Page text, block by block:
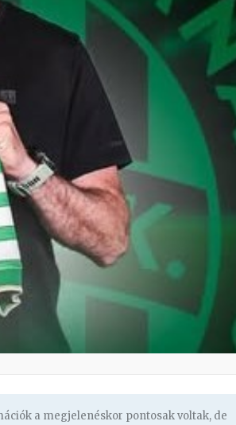
a megjelenéskor pontosak voltak, de